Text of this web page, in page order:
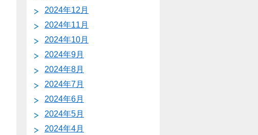
2024年12月
2024年11月
2024年10月
2024年9月
2024年8月
2024年7月
2024年6月
2024年5月
2024年4月